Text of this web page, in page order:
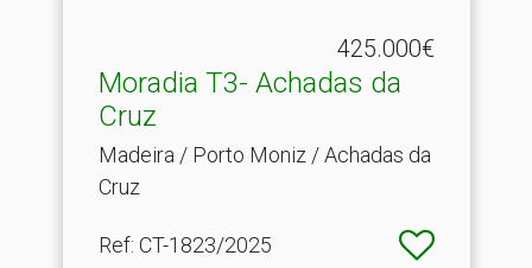
425.000€
Moradia T3- Achadas da
Cruz
Madeira / Porto Moniz / Achadas da
Cruz
Ref: CT-1823/2025